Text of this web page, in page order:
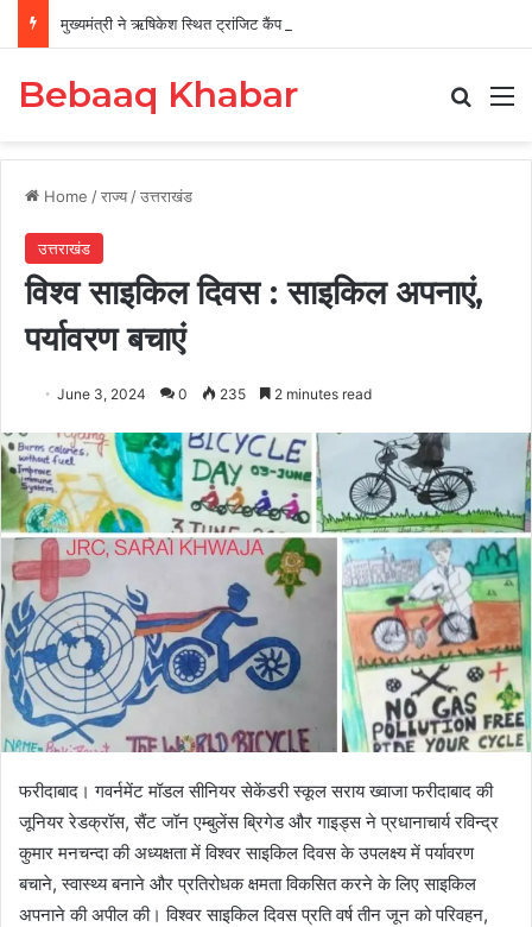
मुख्यमंत्री ने ऋषिकेश स्थित ट्रांजिट कैंप का किया औचक निरीक्षण
Bebaaq Khabar
Home /राज्य /उत्तराखंड
उत्तराखंड
विश्व साइकिल दिवस : साइकिल अपनाएं,
पर्यावरण बचाएं
June 3, 2024 0 235 2 minutes read
फरीदाबाद। गवर्नमेंट मॉडल सीनियर सेकेंडरी स्कूल सराय ख्वाजा फरीदाबाद की
जूनियर रेडक्रॉस, सैंट जॉन एम्बुलेंस ब्रिगेड और गाइड्स ने प्रधानाचार्य रविन्द्र
कुमार मनचन्दा की अध्यक्षता में विश्वर साइकिल दिवस के उपलक्ष्य में पर्यावरण
बचाने, स्वास्थ्य बनाने और प्रतिरोधक क्षमता विकसित करने के लिए साइकिल
अपनाने की अपील की। विश्वर साइकिल दिवस प्रति वर्ष तीन जून को परिवहन,